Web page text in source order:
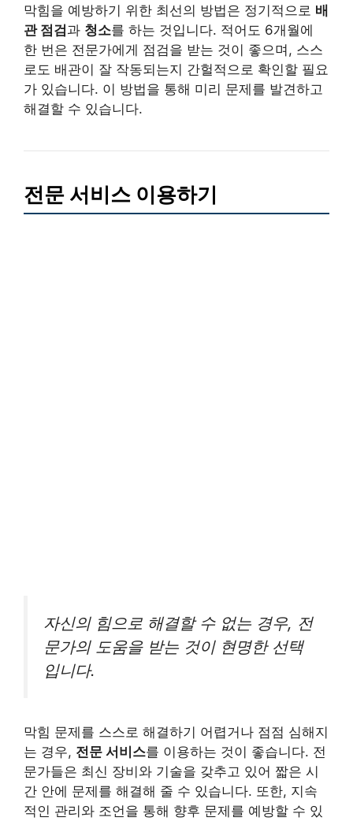
막힘을 예방하기 위한 최선의 방법은 정기적으로 배
관 점검 과 청소를 하는 것입니다. 적어도 6개월에
한 번은 전문가에게 점검을 받는 것이 좋으며, 스스
로도 배관이 잘 작동되는지 간헐적으로 확인할 필요
가 있습니다. 이 방법을 통해 미리 문제를 발견하고
해결할 수 있습니다.
전문 서비스 이용하기
자신의 힘으로 해결할 수 없는 경우, 전
문가의 도움을 받는 것이 현명한 선택
입니다.
막힘 문제를 스스로 해결하기 어렵거나 점점 심해지
는 경우, 전문 서비스를 이용하는 것이 좋습니다. 전
문가들은 최신 장비와 기술을 갖추고 있어 짧은 시
간 안에 문제를 해결해 줄 수 있습니다. 또한, 지속
적인 관리와 조언을 통해 향후 문제를 예방할 수 있